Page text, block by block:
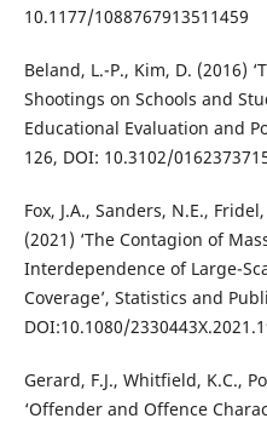
10.1177/1088767913511459
Beland, L.-P., Kim, D. (2016)
Shootings on Schools and
Educational Evaluation and
126, DOI: 10.3102/
Fox, J.A., Sanders, N.E.,
(2021) ‘The Contagion of
Interdependence of Large-
Coverage’, Statistics and
DOI:10.1080/
Gerard, F.J., Whitfield, K.C.,
‘Offender and Offence